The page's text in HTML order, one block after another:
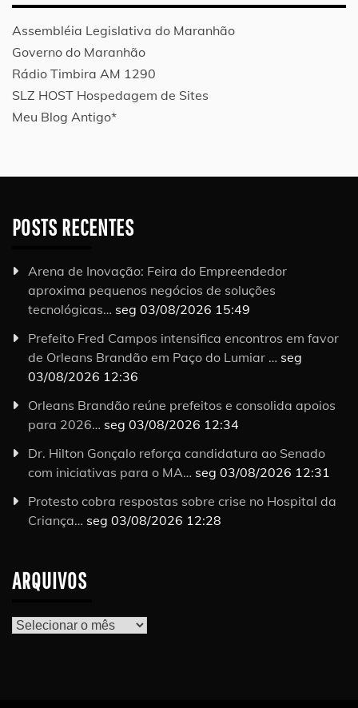
Assembléia Legislativa do Maranhão
Governo do Maranhão
Rádio Timbira AM 1290
SLZ HOST Hospedagem de Sites
Meu Blog Antigo*
POSTS RECENTES
Arena de Inovação: Feira do Empreendedor
aproxima pequenos negócios de soluções
tecnológicas… seg 03/08/2026 15:49
Prefeito Fred Campos intensifica encontros em favor
de Orleans Brandão em Paço do Lumiar … seg
03/08/2026 12:36
Orleans Brandão reúne prefeitos e consolida apoios
para 2026… seg 03/08/2026 12:34
Dr. Hilton Gonçalo reforça candidatura ao Senado
com iniciativas para o MA… seg 03/08/2026 12:31
Protesto cobra respostas sobre crise no Hospital da
Criança… seg 03/08/2026 12:28
ARQUIVOS
Arquivos